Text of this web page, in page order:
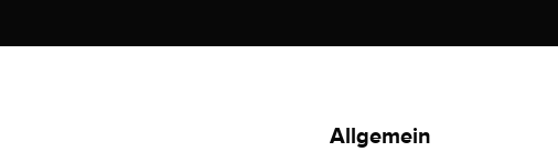
Allgemein